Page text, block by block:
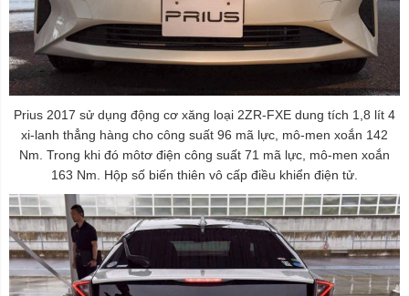
Prius 2017 sử dụng động cơ xăng loại 2ZR-FXE dung tích 1,8 lít 4
xi-lanh thẳng hàng cho công suất 96 mã lực, mô-men xoắn 142
Nm. Trong khi đó môtơ điện công suất 71 mã lực, mô-men xoắn
163 Nm. Hộp số biến thiên vô cấp điều khiển điện tử.